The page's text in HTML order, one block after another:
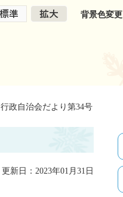
背景色変更
行政自治会だより第34号
更新日：2023年01月31日